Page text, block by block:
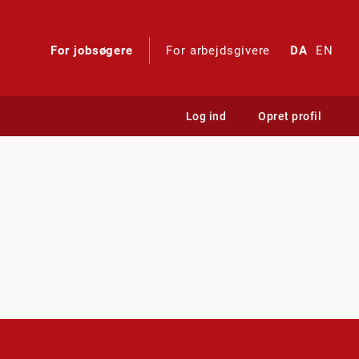
For jobsøgere For arbejdsgivere DA EN
Log ind Opret profil